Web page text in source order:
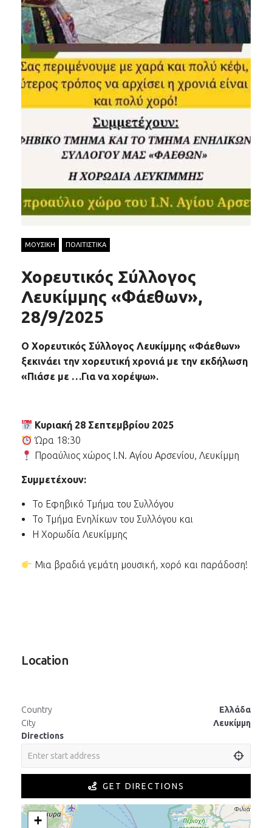
ΜΟΥΣΙΚΗ ΠΟΛΙΤΙΣΤΙΚΑ
Χορευτικός Σύλλογος
Λευκίμμης «Φάεθων»,
28/9/2025
O Χορευτικός Σύλλογος Λευκίμμης «Φάεθων»
ξεκινάει την χορευτική χρονιά με την εκδήλωση
«Πιάσε με …Για να χορέψω».
Κυριακή 28 Σεπτεμβρίου 2025
Ώρα 18:30
Προαύλιος χώρος Ι.Ν. Αγίου Αρσενίου, Λευκίμμη
Συμμετέχουν:
Το Εφηβικό Τμήμα του Συλλόγου
Το Τμήμα Ενηλίκων του Συλλόγου και
Η Χορωδία Λευκίμμης
Μια βραδιά γεμάτη μουσική, χορό και παράδοση!
Location
Country
Ελλάδα
City
Λευκίμμη
Directions
GET DIRECTIONS
+